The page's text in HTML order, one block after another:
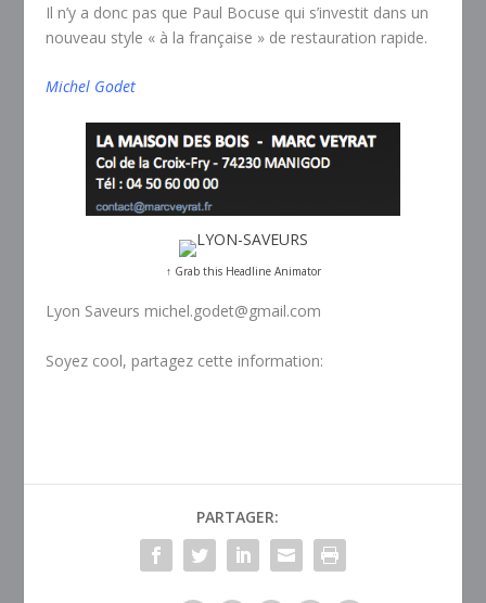
Il n’y a donc pas que Paul Bocuse qui s’investit dans un
nouveau style « à la française » de restauration rapide.
Michel Godet
↑ Grab this Headline Animator
Lyon Saveurs michel.godet@gmail.com
Soyez cool, partagez cette information:
PARTAGER: